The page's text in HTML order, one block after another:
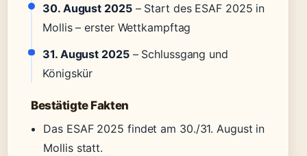
30. August 2025– Start des ESAF 2025 in
Mollis – erster Wettkampftag
31. August 2025– Schlussgang und
Königskür
Bestätigte Fakten
Das ESAF 2025 findet am 30./31. August in
Mollis statt.